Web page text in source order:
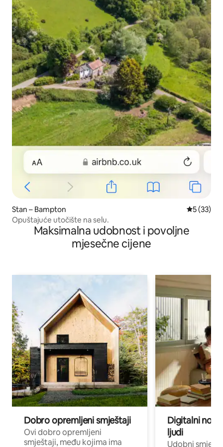
Stan – Bampton Prosječna
5 (33)
Opuštajuće utočište na selu.
Maksimalna udobnost i povoljne
mjesečne cijene
Dobro opremljeni smještaji
Ovi dobro opremljeni
smještaji, među kojima ima
Digitalni
ljudi
Udobni